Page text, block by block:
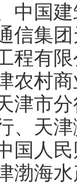
中国
信集
程有
农村
津市
、天
国人
渤海